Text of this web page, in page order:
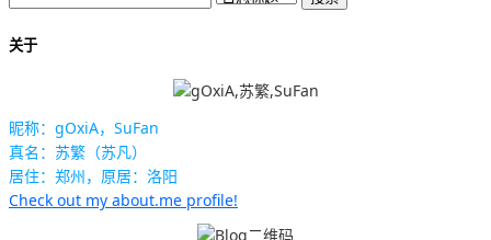
关于
昵称：gOxiA，SuFan
真名：苏繁（苏凡）
居住：郑州，原居：洛阳
Check out my about.me profile!